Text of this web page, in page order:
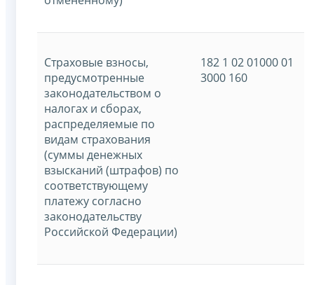
Страховые взносы,
предусмотренные
законодательством о
налогах и сборах,
распределяемые по
видам страхования
(суммы денежных
взысканий (штрафов) по
соответствующему
платежу согласно
законодательству
Российской Федерации)
182 1 02 01000 01
3000 160